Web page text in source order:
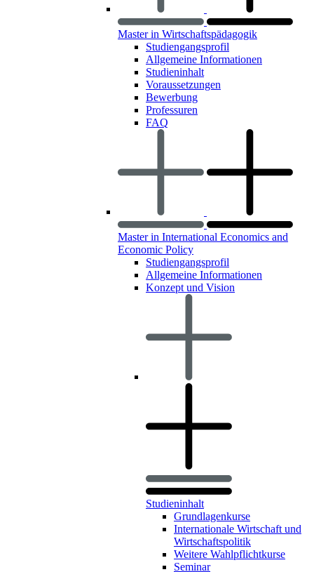
Master in Wirtschaftspädagogik
Studiengangsprofil
Allgemeine Informationen
Studieninhalt
Voraussetzungen
Bewerbung
Professuren
FAQ
Master in International Economics and
Economic Policy
Studiengangsprofil
Allgemeine Informationen
Konzept und Vision
Studieninhalt
Grundlagenkurse
Internationale Wirtschaft und
Wirtschaftspolitik
Weitere Wahlpflichtkurse
Seminar